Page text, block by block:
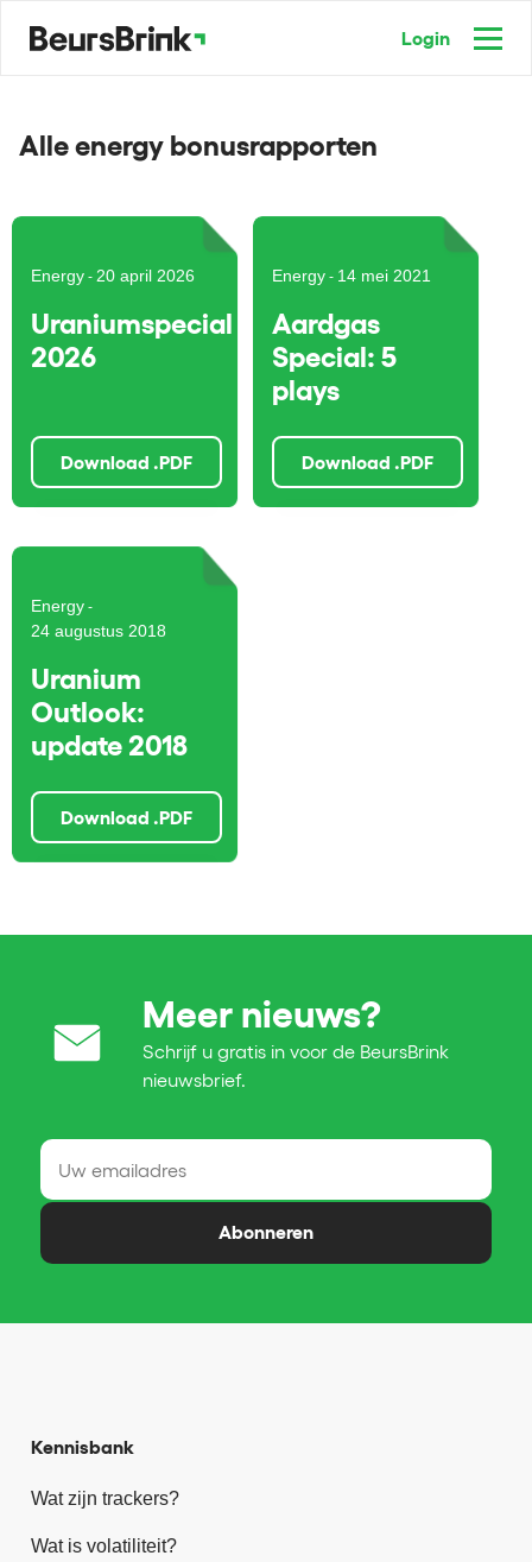
Login
Alle energy bonusrapporten
Energy - 20 april 2026
Uraniumspecial
2026
Download .PDF
Energy - 14 mei 2021
Aardgas
Special: 5
plays
Download .PDF
Energy -
24 augustus 2018
Uranium
Outlook:
update 2018
Download .PDF
Meer nieuws?
Schrijf u gratis in voor de BeursBrink
nieuwsbrief.
Abonneren
Kennisbank
Wat zijn trackers?
Wat is volatiliteit?